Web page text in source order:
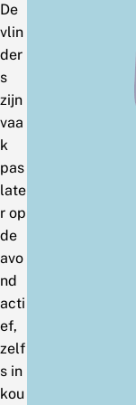
De
vlin
der
s
zijn
vaa
k
pas
late
r op
de
avo
nd
acti
ef,
zelf
s in
kou